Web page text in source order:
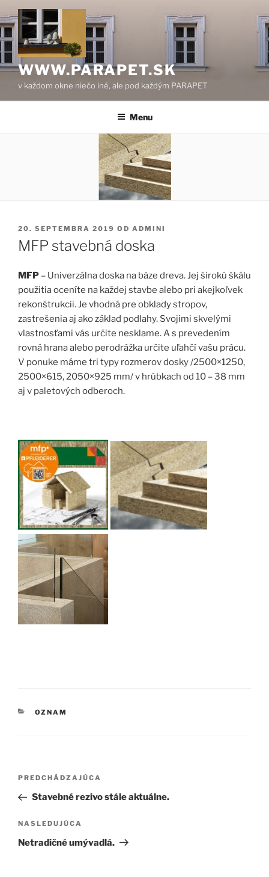
Prejsť
na
obsah
WWW.PARAPET.SK
v každom okne niečo iné, ale pod každým PARAPET
Menu
PUBLIKOVANÉ
20. SEPTEMBRA 2019 OD ADMINI
MFP stavebná doska
MFP – Univerzálna doska na báze dreva. Jej širokú škálu
použitia oceníte na každej stavbe alebo pri akejkoľvek
rekonštrukcii.Je vhodná pre obklady stropov,
zastrešenia aj ako základ podlahy. Svojimi skvelými
vlastnosťami vás určite nesklame. A s prevedením
rovná hrana alebo perodrážka určite uľahčí vašu prácu.
V ponuke máme tri typy rozmerov dosky /2500×1250,
2500×615, 2050×925 mm/ v hrúbkach od 10 – 38 mm
aj v paletových odberoch.
KATEGÓRIE
OZNAM
Navigácia
článku
Predchádzajúci
článok
PREDCHÁDZAJÚCA
Stavebné rezivo stále aktuálne.
Ďalší
článok
NASLEDUJÚCA
Netradičné umývadlá.